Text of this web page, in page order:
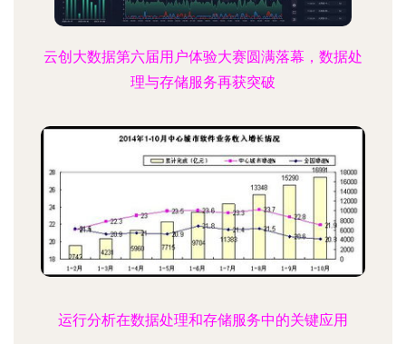
云创大数据第六届用户体验大赛圆满落幕，数据处
理与存储服务再获突破
运行分析在数据处理和存储服务中的关键应用